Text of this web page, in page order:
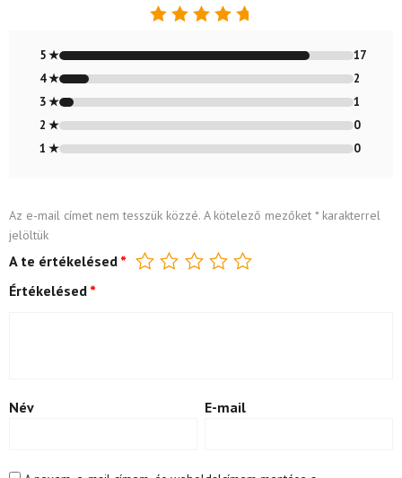
4.8/ 5
5 ★
17
4 ★
2
3 ★
1
2 ★
0
1 ★
0
Az e-mail címet nem tesszük közzé. A kötelező mezőket *karakterrel
jelöltük
A te értékelésed *
Értékelésed *
Név E-mail